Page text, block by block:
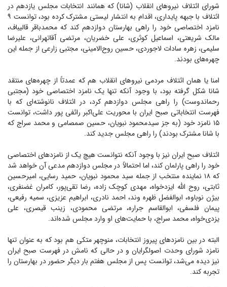
شورای ائتلاف نیرو‌های انقلاب (شانا) که همانند انتخابات مجلس یازدهم در
ائتلاف با جبهه پایداری، اقدام به انتشار لیستی مشترک کرده بود، توانست ۹
نامزد اختصاصی خود را راهی بهارستان دوازدهم کند که محمدباقر قالیباف،
مالک شریعتی، اسماعیل کوثری، علی خضریان، مرتضی آقاتهرانی، علیرضا
سلیمی، زهره سادات لاجوردی، حسین روح‌الامینی، مجتبی زارعی از جمله این
چهره‌های بودند.
امنا یا همان ائتلاف مردمی نیرو‌های انقلاب هم که عمدتاً از چهره‌های منتقد
شانا شکل گرفته بود، با وجود آنکه تنها یک نامزد اختصاصی خود (مجتبی
رحماندوست) را راهی مجلس دوازدهم کرد، در ائتلاف نانوشته‌ای که با
فهرست انتخاباتی صبح ایران با محوریت علی‌اکبر رائفی پور داشت، توانست
۱۵ نامزد خود (به جز سیدمحمود نبویان، حسین صمصامی و محمد سراج که
با شانا مشترک بودند) را راهی مجلس جدید کند.
ائتلاف صبح ایران نیز با وجود آنکه نتوانست هیچ یک از نامزد‌های اختصاصی
خود را راهی پارلمان کند، اما احتمالاً در مجلس دوازدهم مدعی آن خواهد شد
که ۱۸ نماینده منتخب از جمله سید محمود نبویان، حمید رسایی، امیرحسین
ثابتی، روح الله ایزدخواه، مهدی کوچک زاده، رضا تقی‌پور، کامران غضنفری،
بیژن نوباوه، ابوالفضل ظهره وند، احمد نادری، ابراهیم عزیزی، سمیه رفیعی،
پیمان فلسفی، ابوالقاسم جراره، مرتضی محمودی، زینب قیصری، علی
یزدی‌خواه، محمد سراج، با حمایت‌های او وارد مجلس شده‌اند.
البته در بین نامزد‌های پیروز انتخابات، منوچهر متکی هم بود که به عنوان تنها
نامزد شورای وحدت اصولگرایان و در حالی که نامش در فهرست صبح ایران
نیز دیده می‌شد، توانست پس از مجلس هفتم بار دیگر حضور در بهارستان را
تجربه کند.